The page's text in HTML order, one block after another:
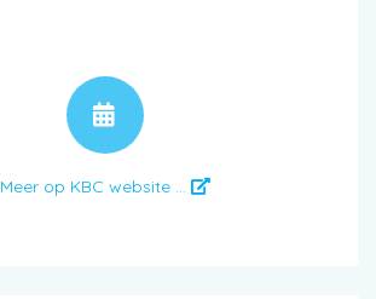
Meer op KBC website ...